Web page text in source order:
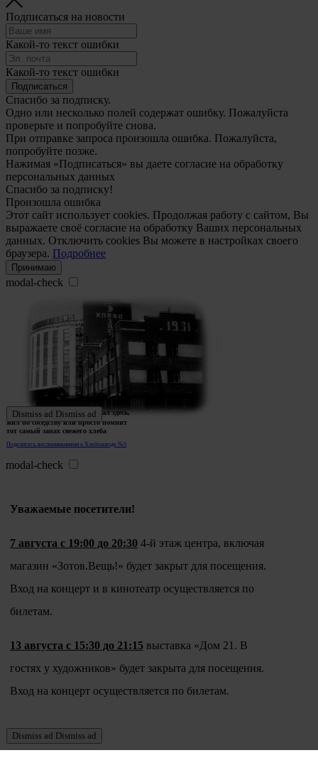
Подписаться на новости
Какой-то текст ошибки
Какой-то текст ошибки
Подписаться
Спасибо за подписку.
Одно или несколько полей содержат ошибку. Пожалуйста
проверьте и попробуйте снова.
При отправке запроса произошла ошибка. Пожалуйста,
попробуйте позже.
Нажимая «Подписаться» вы даете согласие на обработку
персональных данных
Спасибо за подписку!
Произошла ошибка
Этот сайт использует cookies. Продолжая работу с сайтом, Вы
выражаете своё согласие на обработку Ваших персональных
данных. Отключить cookies Вы можете в настройках своего
браузера. Подробнее
Принимаю
modal-check
Поделитесь воспоминаниями о Хлебозаводе №5
Ждем истории тех, кто работал здесь,
жил по соседству или просто помнит
тот самый запах свежего хлеба
Dismiss ad Dismiss ad
modal-check
Уважаемые посетители!
7 августа с 19:00 до 20:30 4-й этаж центра, включая
магазин «Зотов.Вещь!» будет закрыт для посещения.
Вход на концерт и в кинотеатр осуществляется по
билетам.
13 августа с 15:30 до 21:15 выставка «Дом 21. В
гостях у художников» будет закрыта для посещения.
Вход на концерт осуществляется по билетам.
Dismiss ad Dismiss ad